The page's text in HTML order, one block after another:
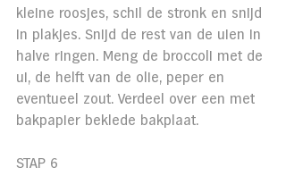
kleine roosjes, schil de stronk en snijd
in plakjes. Snijd de rest van de uien in
halve ringen. Meng de broccoli met de
ui, de helft van de olie, peper en
eventueel zout. Verdeel over een met
bakpapier beklede bakplaat.
STAP 6